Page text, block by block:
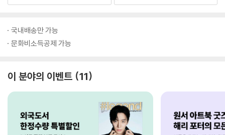
국내배송만 가능
문화비소득공제 가능
이 분야의 이벤트 11